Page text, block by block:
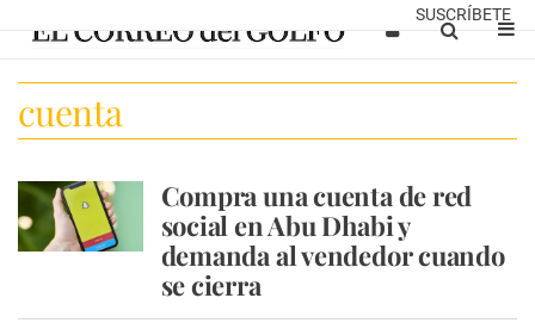
SUSCRÍBETE
cuenta
Compra una cuenta de red
social en Abu Dhabi y
demanda al vendedor cuando
se cierra